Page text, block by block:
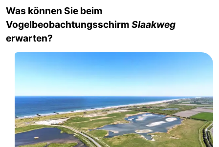
-
Buitenhof
-
(mit
Frühstück)
Lastminutes
Strand
Was können Sie beim
Vogelbeobachtungsschirm Slaakweg
erwarten?